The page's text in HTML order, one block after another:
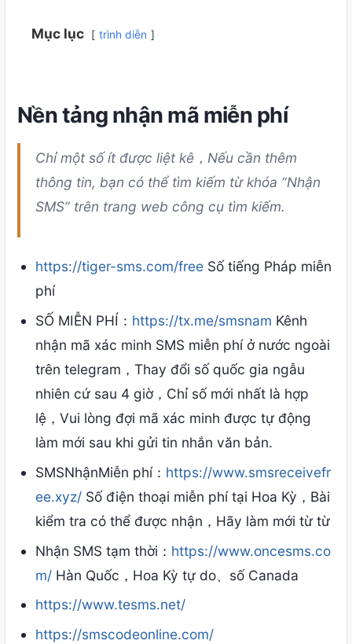
Mục lục trình diễn
Nền tảng nhận mã miễn phí
Chỉ một số ít được liệt kê，Nếu cần thêm
thông tin, bạn có thể tìm kiếm từ khóa “Nhận
SMS” trên trang web công cụ tìm kiếm.
https://tiger-sms.com/free Số tiếng Pháp miễn
phí
SỐ MIỄN PHÍ： https://tx.me/smsnam Kênh
nhận mã xác minh SMS miễn phí ở nước ngoài
trên telegram，Thay đổi số quốc gia ngẫu
nhiên cứ sau 4 giờ，Chỉ số mới nhất là hợp
lệ，Vui lòng đợi mã xác minh được tự động
làm mới sau khi gửi tin nhắn văn bản.
SMSNhậnMiễn phí： https://www.smsreceivefr
ee.xyz/ Số điện thoại miễn phí tại Hoa Kỳ，Bài
kiểm tra có thể được nhận，Hãy làm mới từ từ
Nhận SMS tạm thời： https://www.oncesms.co
m/ Hàn Quốc，Hoa Kỳ tự do、số Canada
https://www.tesms.net/
https://smscodeonline.com/